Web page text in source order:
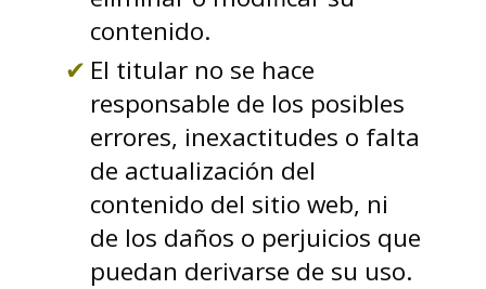
contenido.
El titular no se hace
responsable de los posibles
errores, inexactitudes o falta
de actualización del
contenido del sitio web, ni
de los daños o perjuicios que
puedan derivarse de su uso.